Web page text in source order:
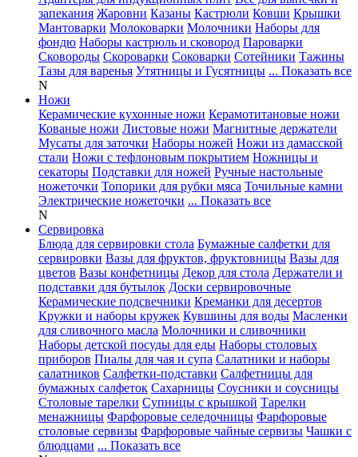
запекания Жаровни Казаны Кастрюли Ковши Крышки
Мантоварки Молоковарки Молочники Наборы для
фондю Наборы кастрюль и сковород Пароварки
Сковороды Скороварки Соковарки Сотейники Тажины
Тазы для варенья Утятницы и Гусятницы ... Показать все
N
Ножи
Керамические кухонные ножи Керамотитановые ножи
Кованые ножи Листовые ножи Магнитные держатели
Мусаты для заточки Наборы ножей Ножи из дамасской
стали Ножи с тефлоновым покрытием Ножницы и
секаторы Подставки для ножей Ручные настольные
ножеточки Топорики для рубки мяса Точильные камни
Электрические ножеточки ... Показать все
N
Сервировка
Блюда для сервировки стола Бумажные салфетки для
сервировки Вазы для фруктов, фруктовницы Вазы для
цветов Вазы конфетницы Декор для стола Держатели и
подставки для бутылок Доски сервировочные
Керамические подсвечники Креманки для десертов
Кружки и наборы кружек Кувшины для воды Масленки
для сливочного масла Молочники и сливочники
Наборы детской посуды для еды Наборы столовых
приборов Пиалы для чая и супа Салатники и наборы
салатников Салфетки-подставки Салфетницы для
бумажных салфеток Сахарницы Соусники и соусницы
Столовые тарелки Супницы с крышкой Тарелки
менажницы Фарфоровые селедочницы Фарфоровые
столовые сервизы Фарфоровые чайные сервизы Чашки с
блюдцами ... Показать все